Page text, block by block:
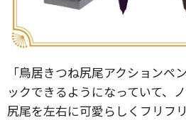
「鳥居きつね尻尾アクションペ
ックできるようになっていて、
尻尾を左右に可愛らしくフリフリ